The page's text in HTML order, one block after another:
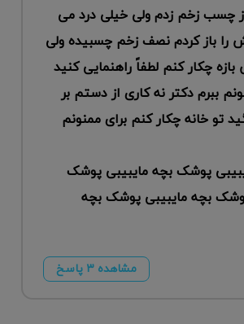
چسب زخم زدم ولی خیلی درد می
را باز کردم نصف زخم چسبیده ولی
چکار کنم لطفاً راهنمایی کنید
ببرم دکتر نه کاری از دستم بر
تو خانه چکار کنم برای ممنونم
پوشک بچه مایبیبی پوشک
بچه مایبیبی پوشک بچه
مشاهده ۳ پاسخ